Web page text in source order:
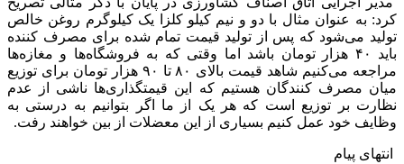
کرد: به عنوان مثال با دو و نیم کیلو کلزا یک کیلوگرم روغن خالص
تولید می‌شود که پس از تولید قیمت تمام شده برای مصرف کننده
باید ۴۰ هزار تومان باشد اما وقتی که به فروشگاه‌ها و مغازه‌ها
مراجعه می‌کنیم شاهد قیمت بالای ۸۰ تا ۹۰ هزار تومان برای توزیع
میان مصرف کنندگان هستیم که این قیمتگذاری‌ها ناشی از عدم
نظارت بر توزیع است که هر یک از ما اگر بتوانیم به درستی به
وظایف خود عمل کنیم بسیاری از این معضلات از بین خواهند رفت.
انتهای پیام